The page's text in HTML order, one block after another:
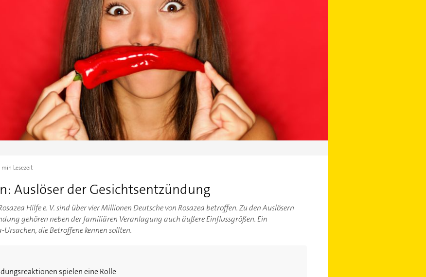
min Lesezeit
Auslöser der Gesichtsentzündung
Hilfe e. V. sind über vier Millionen Deutsche von Rosazea betroffen. Zu den Auslösern
gehören neben der familiären Veranlagung auch äußere Einflussgrößen. Ein
die Betroffene kennen sollten.
spielen eine Rolle